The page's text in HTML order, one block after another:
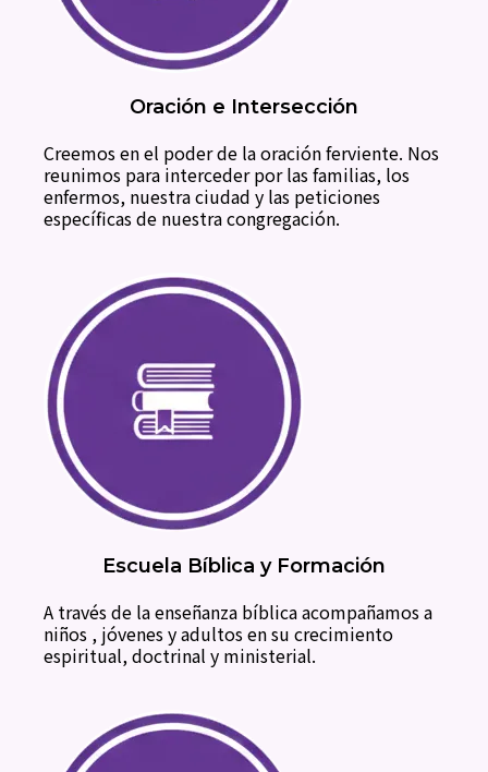
Oración e Intersección
Creemos en el poder de la oración ferviente. Nos
reunimos para interceder por las familias, los
enfermos, nuestra ciudad y las peticiones
específicas de nuestra congregación.
Escuela Bíblica y Formación
A través de la enseñanza bíblica acompañamos a
niños , jóvenes y adultos en su crecimiento
espiritual, doctrinal y ministerial.